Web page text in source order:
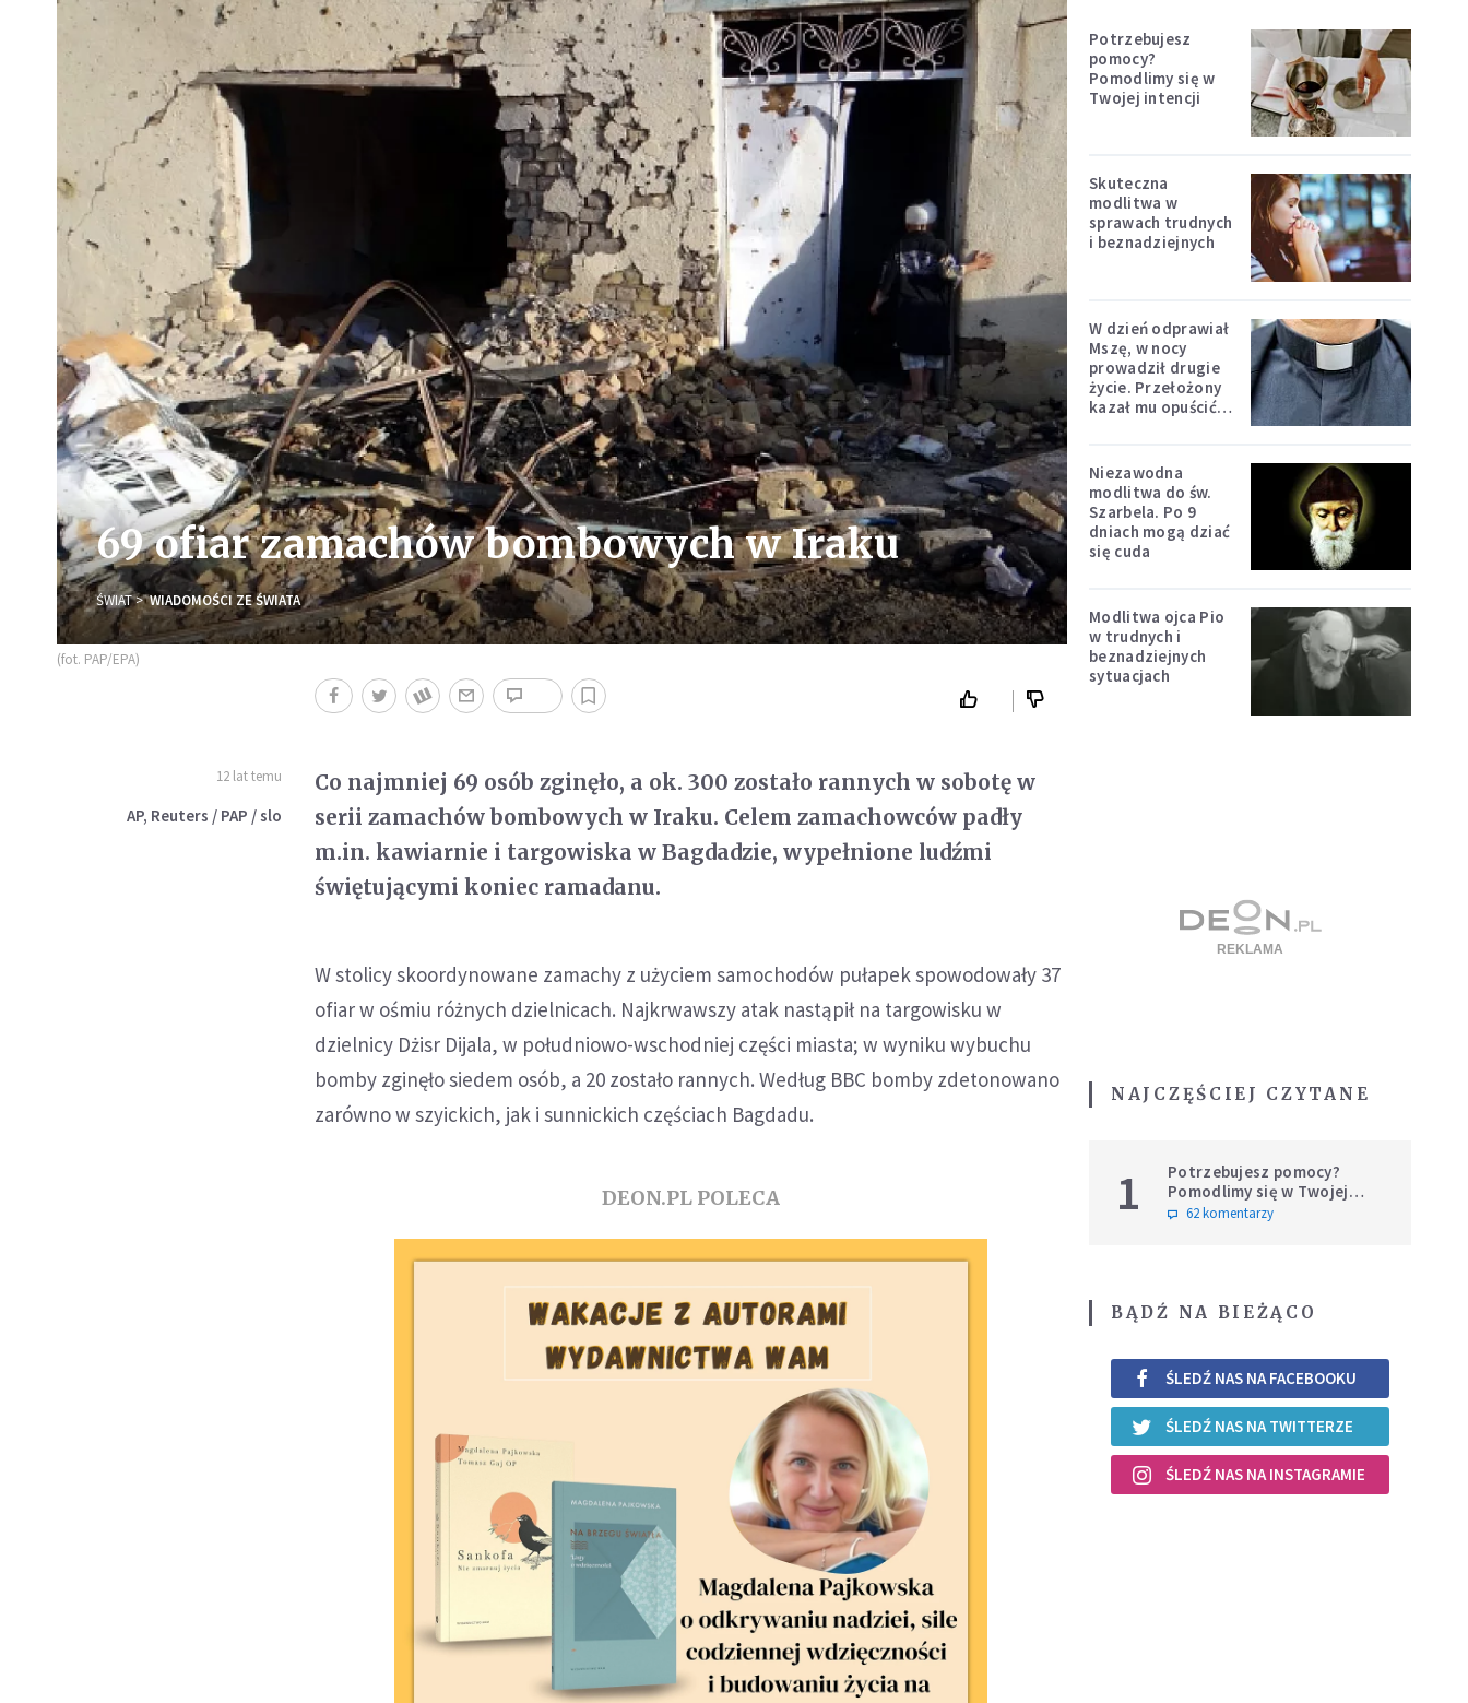
69 ofiar zamachów bombowych w Iraku
ŚWIAT WIADOMOŚCI ZE ŚWIATA
(fot. PAP/EPA)
12 lat temu
AP, Reuters / PAP / slo
Co najmniej 69 osób zginęło, a ok. 300 zostało rannych w sobotę w
serii zamachów bombowych w Iraku. Celem zamachowców padły
m.in. kawiarnie i targowiska w Bagdadzie, wypełnione ludźmi
świętującymi koniec ramadanu.
W stolicy skoordynowane zamachy z użyciem samochodów pułapek spowodowały 37
ofiar w ośmiu różnych dzielnicach. Najkrwawszy atak nastąpił na targowisku w
dzielnicy Dżisr Dijala, w południowo-wschodniej części miasta; w wyniku wybuchu
bomby zginęło siedem osób, a 20 zostało rannych. Według BBC bomby zdetonowano
zarówno w szyickich, jak i sunnickich częściach Bagdadu.
DEON.PL POLECA
Potrzebujesz
pomocy?
Pomodlimy się w
Twojej intencji
Skuteczna
modlitwa w
sprawach trudnych
i beznadziejnych
W dzień odprawiał
Mszę, w nocy
prowadził drugie
życie. Przełożony
kazał mu opuścić
Niezawodna
modlitwa do św.
Szarbela. Po 9
dniach mogą dziać
się cuda
Modlitwa ojca Pio
w trudnych i
beznadziejnych
sytuacjach
NAJCZĘŚCIEJ CZYTANE
1
Potrzebujesz pomocy?
Pomodlimy się w Twojej
intencji
62 komentarzy
BĄDŹ NA BIEŻĄCO
ŚLEDŹ NAS NA FACEBOOKU
ŚLEDŹ NAS NA TWITTERZE
ŚLEDŹ NAS NA INSTAGRAMIE